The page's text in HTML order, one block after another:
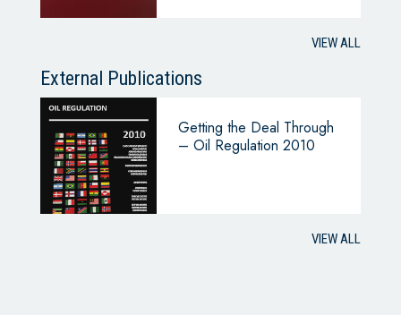
VIEW ALL
External Publications
Getting the Deal Through
– Oil Regulation 2010
VIEW ALL